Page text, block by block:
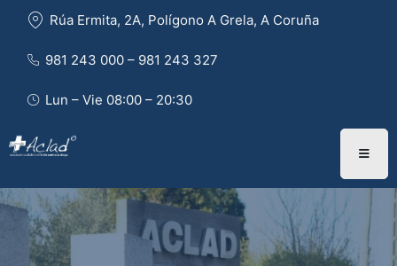
Rúa Ermita, 2A, Polígono A Grela, A Coruña
981 243 000 – 981 243 327
Lun – Vie 08:00 – 20:30